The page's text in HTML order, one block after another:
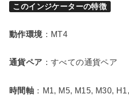
このインジケーターの特徴
動作環境：MT4
通貨ペア ：すべての通貨ペア
時間軸 ：M1, M5, M15, M30,